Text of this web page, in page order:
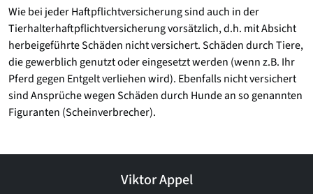
Wie bei jeder Haftpflichtversicherung sind auch in der
Tierhalterhaftpflichtversicherung vorsätzlich, d.h. mit Absicht
herbeigeführte Schäden nicht versichert. Schäden durch Tiere,
die gewerblich genutzt oder eingesetzt werden (wenn z.B. Ihr
Pferd gegen Entgelt verliehen wird). Ebenfalls nicht versichert
sind Ansprüche wegen Schäden durch Hunde an so genannten
Figuranten (Scheinverbrecher).
Viktor Appel